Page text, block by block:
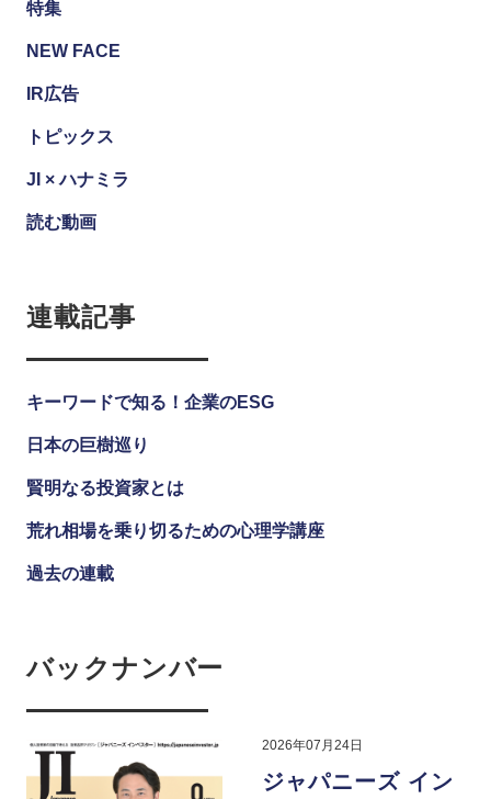
特集
NEW FACE
IR広告
トピックス
JI × ハナミラ
読む動画
連載記事
キーワードで知る！企業のESG
日本の巨樹巡り
賢明なる投資家とは
荒れ相場を乗り切るための心理学講座
過去の連載
バックナンバー
2026年07月24日
ジャパニーズ イン